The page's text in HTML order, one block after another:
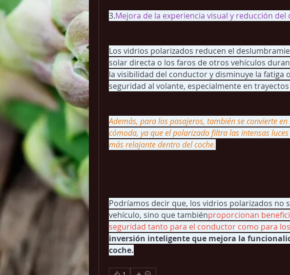
3.Mejora de la experiencia visual y reducción
Los vidrios polarizados reducen el
solar directa o los faros de otros vehículos
la visibilidad del conductor y disminuye la fatiga
seguridad al volante, especialmente en
Además, para los pasajeros, también se convierte
cómoda, ya que el polarizado filtra las intensas
más relajante dentro del coche.
Podríamos decir que, los vidrios polarizados no
vehículo, sino que tambiénproporcionan
seguridad tanto para el conductor como para los
inversión inteligente que mejora la
coche.